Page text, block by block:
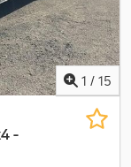
1 / 15
-